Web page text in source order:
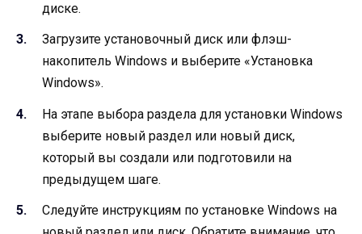
диске.
Загрузите установочный диск или флэш-
накопитель Windows и выберите «Установка
Windows».
На этапе выбора раздела для установки Windows
выберите новый раздел или новый диск,
который вы создали или подготовили на
предыдущем шаге.
Следуйте инструкциям по установке Windows на